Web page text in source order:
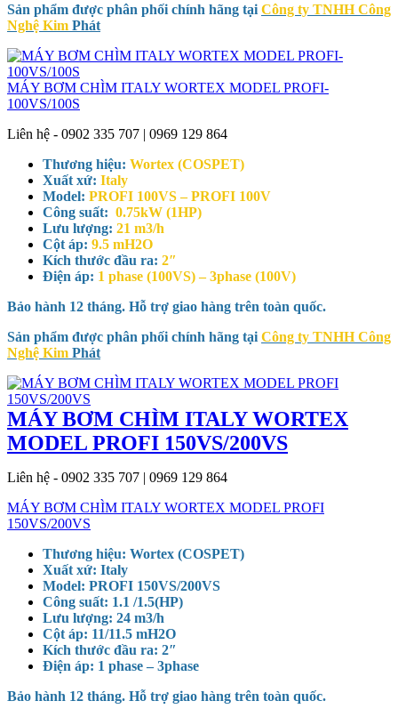
Sản phẩm được phân phối chính hãng tại Công ty TNHH Công
Nghệ Kim Phát
MÁY BƠM CHÌM ITALY WORTEX MODEL PROFI-
100VS/100S
Liên hệ - 0902 335 707 | 0969 129 864
Thương hiệu: Wortex (COSPET)
Xuất xứ: Italy
Model: PROFI 100VS – PROFI 100V
Công suất: 0.75kW (1HP)
Lưu lượng: 21 m3/h
Cột áp: 9.5 mH2O
Kích thước đầu ra: 2″
Điện áp: 1 phase (100VS) – 3phase (100V)
Bảo hành 12 tháng. Hỗ trợ giao hàng trên toàn quốc.
Sản phẩm được phân phối chính hãng tại Công ty TNHH Công
Nghệ Kim Phát
MÁY BƠM CHÌM ITALY WORTEX
MODEL PROFI 150VS/200VS
Liên hệ - 0902 335 707 | 0969 129 864
MÁY BƠM CHÌM ITALY WORTEX MODEL PROFI
150VS/200VS
Thương hiệu: Wortex (COSPET)
Xuất xứ: Italy
Model: PROFI 150VS/200VS
Công suất: 1.1 /1.5(HP)
Lưu lượng: 24 m3/h
Cột áp: 11/11.5 mH2O
Kích thước đầu ra: 2″
Điện áp: 1 phase – 3phase
Bảo hành 12 tháng. Hỗ trợ giao hàng trên toàn quốc.